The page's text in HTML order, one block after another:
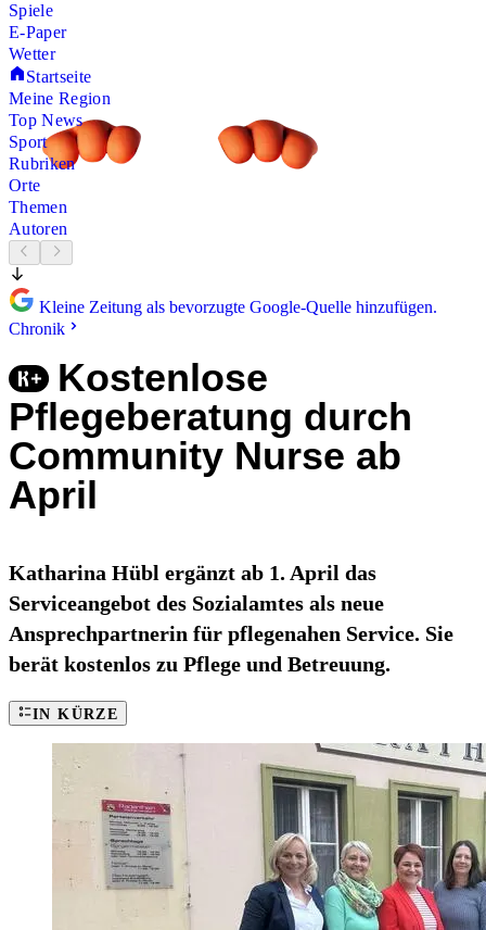
Spiele
E-Paper
Wetter
Startseite
Meine Region
Top News
Sport
Rubriken
Orte
Themen
Autoren
Kleine Zeitung als bevorzugte Google-Quelle hinzufügen.
Chronik
Kostenlose
Pflegeberatung durch
Community Nurse ab
April
Katharina Hübl ergänzt ab 1. April das
Serviceangebot des Sozialamtes als neue
Ansprechpartnerin für pflegenahen Service. Sie
berät kostenlos zu Pflege und Betreuung.
IN KÜRZE